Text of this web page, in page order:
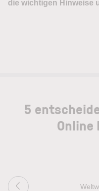
5
Online